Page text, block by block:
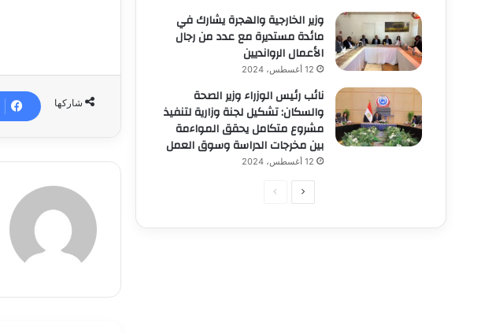
شاركها
وزير الخارجية والهجرة يشارك في
مائدة مستديرة مع عدد من رجال
الأعمال الروانديين
12 أغسطس، 2024
نائب رئيس الوزراء وزير الصحة
والسكان: تشكيل لجنة وزارية لتنفيذ
مشروع متكامل يحقق المواءمة
بين مخرجات الدراسة وسوق العمل
12 أغسطس، 2024
الصفحةالصفحة